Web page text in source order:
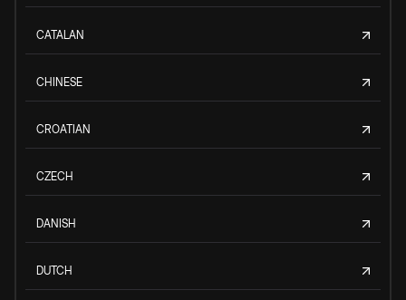
CATALAN
CHINESE
CROATIAN
CZECH
DANISH
DUTCH